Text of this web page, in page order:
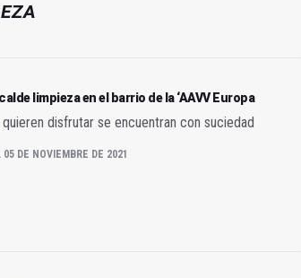
limpieza en el barrio de la ‘AAVV Europa
disfrutar se encuentran con suciedad
05 DE NOVIEMBRE DE 2021